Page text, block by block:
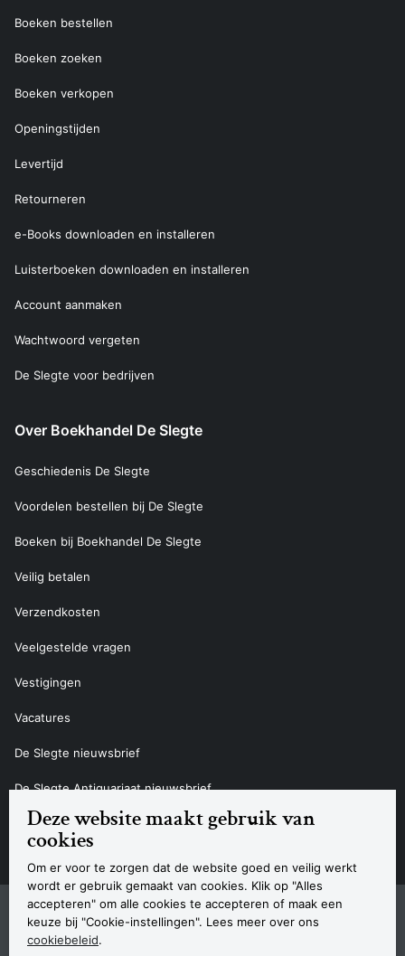
Deze website maakt gebruik van
cookies
Om er voor te zorgen dat de website goed en veilig werkt
wordt er gebruik gemaakt van cookies. Klik op "Alles
accepteren" om alle cookies te accepteren of maak een
keuze bij "Cookie-instellingen". Lees meer over ons
cookiebeleid.
Boeken bestellen
Boeken zoeken
Boeken verkopen
Openingstijden
Levertijd
Retourneren
e-Books downloaden en installeren
Luisterboeken downloaden en installeren
Account aanmaken
Wachtwoord vergeten
De Slegte voor bedrijven
Over Boekhandel De Slegte
Geschiedenis De Slegte
Voordelen bestellen bij De Slegte
Boeken bij Boekhandel De Slegte
Veilig betalen
Verzendkosten
Veelgestelde vragen
Vestigingen
Vacatures
De Slegte nieuwsbrief
De Slegte Antiquariaat nieuwsbrief
Contact
Navigatie
SitemapPrivacyverklaring CookieverklaringAlgemene voorwaardenDisclaimer
Contact